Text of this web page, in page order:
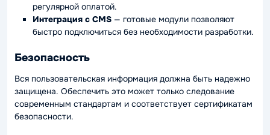
регулярной оплатой.
Интеграция с CMS — готовые модули позволяют
быстро подключиться без необходимости разработки.
Безопасность
Вся пользовательская информация должна быть надежно
защищена. Обеспечить это может только следование
современным стандартам и соответствует сертификатам
безопасности.